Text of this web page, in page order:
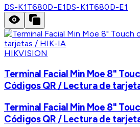
DS-K1T680D-E1DS-K1T680D-E1
HIKVISION
Terminal Facial Min Moe 8"
Códigos QR / Lectura de
Terminal Facial Min Moe 8"
Códigos QR / Lectura de